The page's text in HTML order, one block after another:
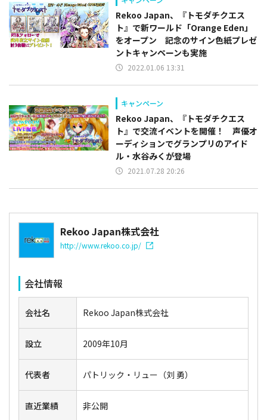
Rekoo Japan、『トモダチクエス
ト』で新ワールド「Orange Eden」
をオープン 記念のサイン色紙プレゼ
ントキャンペーンも実施
2022.01.06 13:31
キャンペーン
Rekoo Japan、『トモダチクエス
ト』で交流イベントを開催！ 声優オ
ーディションでグランプリのアイド
ル・水谷みくが登場
2021.07.28 20:26
Rekoo Japan株式会社
http://www.rekoo.co.jp/
会社情報
会社名 Rekoo Japan株式会社
設立 2009年10月
代表者 パトリック・リュー（刘 勇）
直近業績 非公開